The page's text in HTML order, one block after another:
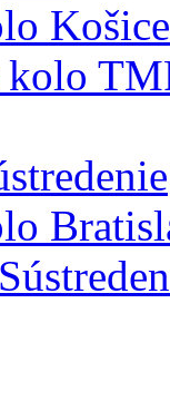
Košice
kolo